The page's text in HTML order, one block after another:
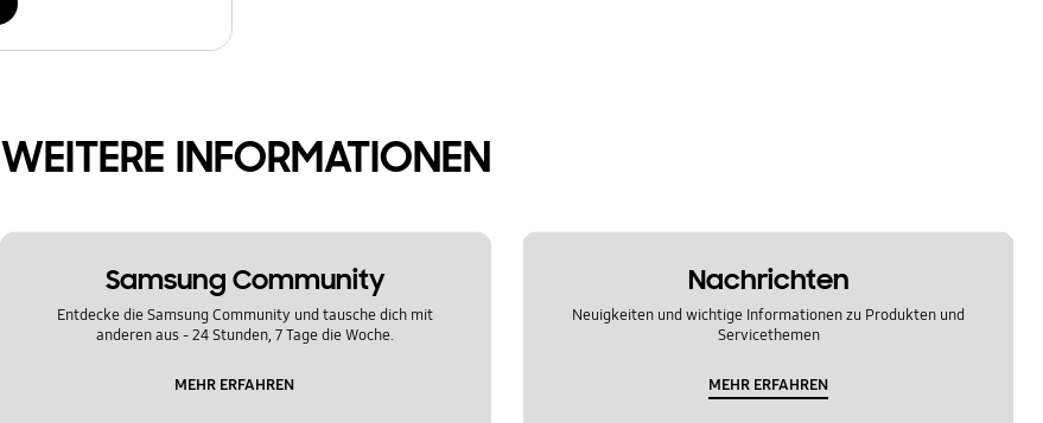
WEITERE INFORMATIONEN
Samsung Community
Entdecke die Samsung Community und tausche dich mit
anderen aus - 24 Stunden, 7 Tage die Woche.
MEHR ERFAHREN
Nachrichten
Neuigkeiten und wichtige Informationen zu Produkten und
Servicethemen
MEHR ERFAHREN